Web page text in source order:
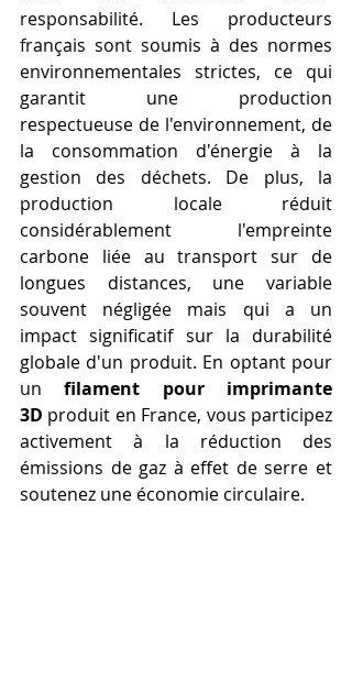
responsabilité. Les producteurs
français sont soumis à des normes
environnementales strictes, ce qui
garantit une production
respectueuse de l'environnement, de
la consommation d'énergie à la
gestion des déchets. De plus, la
production locale réduit
considérablement l'empreinte
carbone liée au transport sur de
longues distances, une variable
souvent négligée mais qui a un
impact significatif sur la durabilité
globale d'un produit. En optant pour
un filament pour imprimante
3D produit en France, vous participez
activement à la réduction des
émissions de gaz à effet de serre et
soutenez une économie circulaire.